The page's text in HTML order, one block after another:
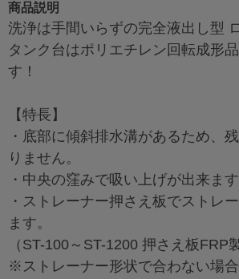
商品説明
洗浄は手間いらずの完全液出し型
タンク台はポリエチレン回転成形
す！
【特長】
・底部に傾斜排水溝があるため、
りません。
・中央の窪みで吸い上げが出来ます
・ストレーナー押さえ板でストレ
ます。
（ST-100～ST-1200 押さえ板FRP製
※ストレーナー形状で合わない場合